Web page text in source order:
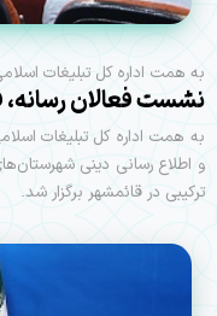
به همت اداره کل تبلیغات
نشست فعالان
به همت اداره کل تبلیغات
و اطلاع رسانی دینی
ترکیبی در قائمشهر برگزار شد.